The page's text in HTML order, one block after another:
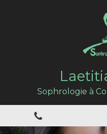
Sophrologie à